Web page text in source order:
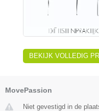
BEKIJK VOLLEDIG
MovePassion
Niet gevestigd in de